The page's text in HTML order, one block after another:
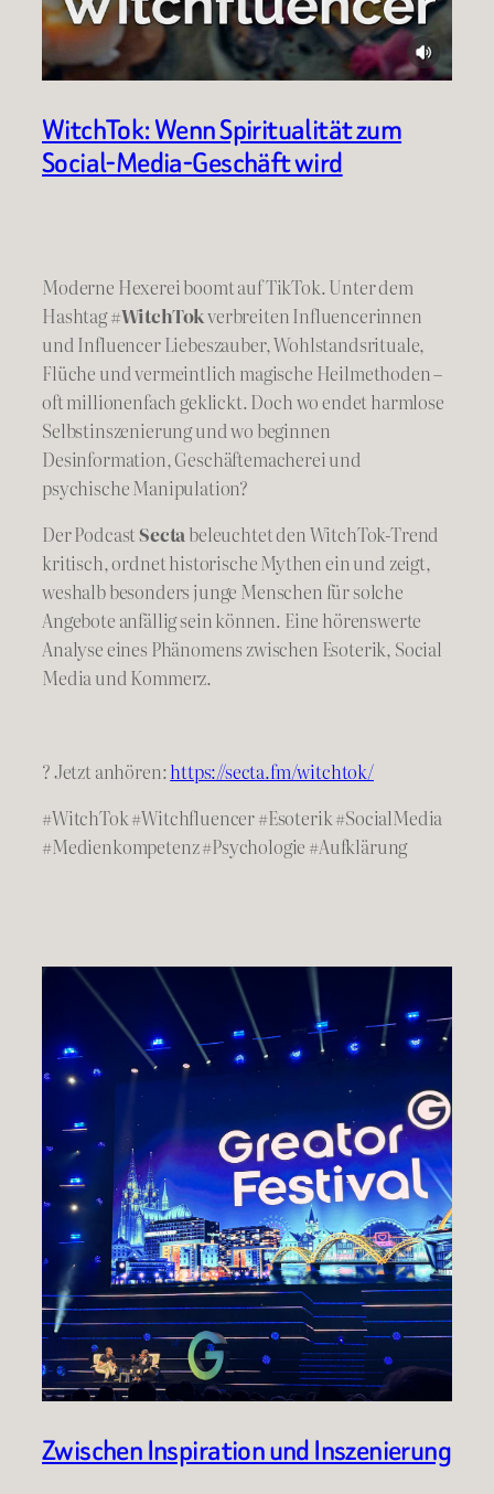
WitchTok: Wenn Spiritualität zum
Social-Media-Geschäft wird
Moderne Hexerei boomt auf TikTok. Unter dem
Hashtag#WitchTokverbreiten Influencerinnen
und Influencer Liebeszauber, Wohlstandsrituale,
Flüche und vermeintlich magische Heilmethoden –
oft millionenfach geklickt. Doch wo endet harmlose
Selbstinszenierung und wo beginnen
Desinformation, Geschäftemacherei und
psychische Manipulation?
Der PodcastSectabeleuchtet den WitchTok-Trend
kritisch, ordnet historische Mythen ein und zeigt,
weshalb besonders junge Menschen für solche
Angebote anfällig sein können. Eine hörenswerte
Analyse eines Phänomens zwischen Esoterik, Social
Media und Kommerz.
? Jetzt anhören:https://secta.fm/witchtok/
#WitchTok #Witchfluencer #Esoterik #SocialMedia
#Medienkompetenz #Psychologie #Aufklärung
Zwischen Inspiration und Inszenierung